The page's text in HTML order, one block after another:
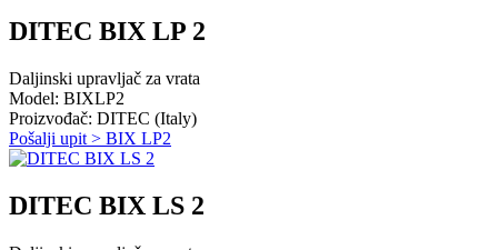
DITEC BIX LP 2
Daljinski upravljač za vrata
Model: BIXLP2
Proizvođač: DITEC (Italy)
Pošalji upit > BIX LP2
DITEC BIX LS 2